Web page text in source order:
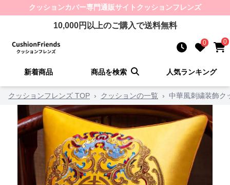
クッションカバー専門通販サイト クッションフレンズ
10,000円以上のご購入で送料無料
0 0
新着商品 商品を検索 人気ランキング
クッションフレンズ TOP › クッションの一覧 › 中華風刺繍装飾ク